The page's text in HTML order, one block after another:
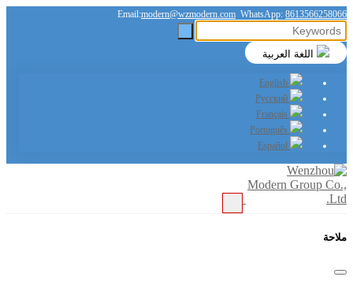
Email:modern@wzmodern.com WhatsApp: 8613566258066
ملاحة